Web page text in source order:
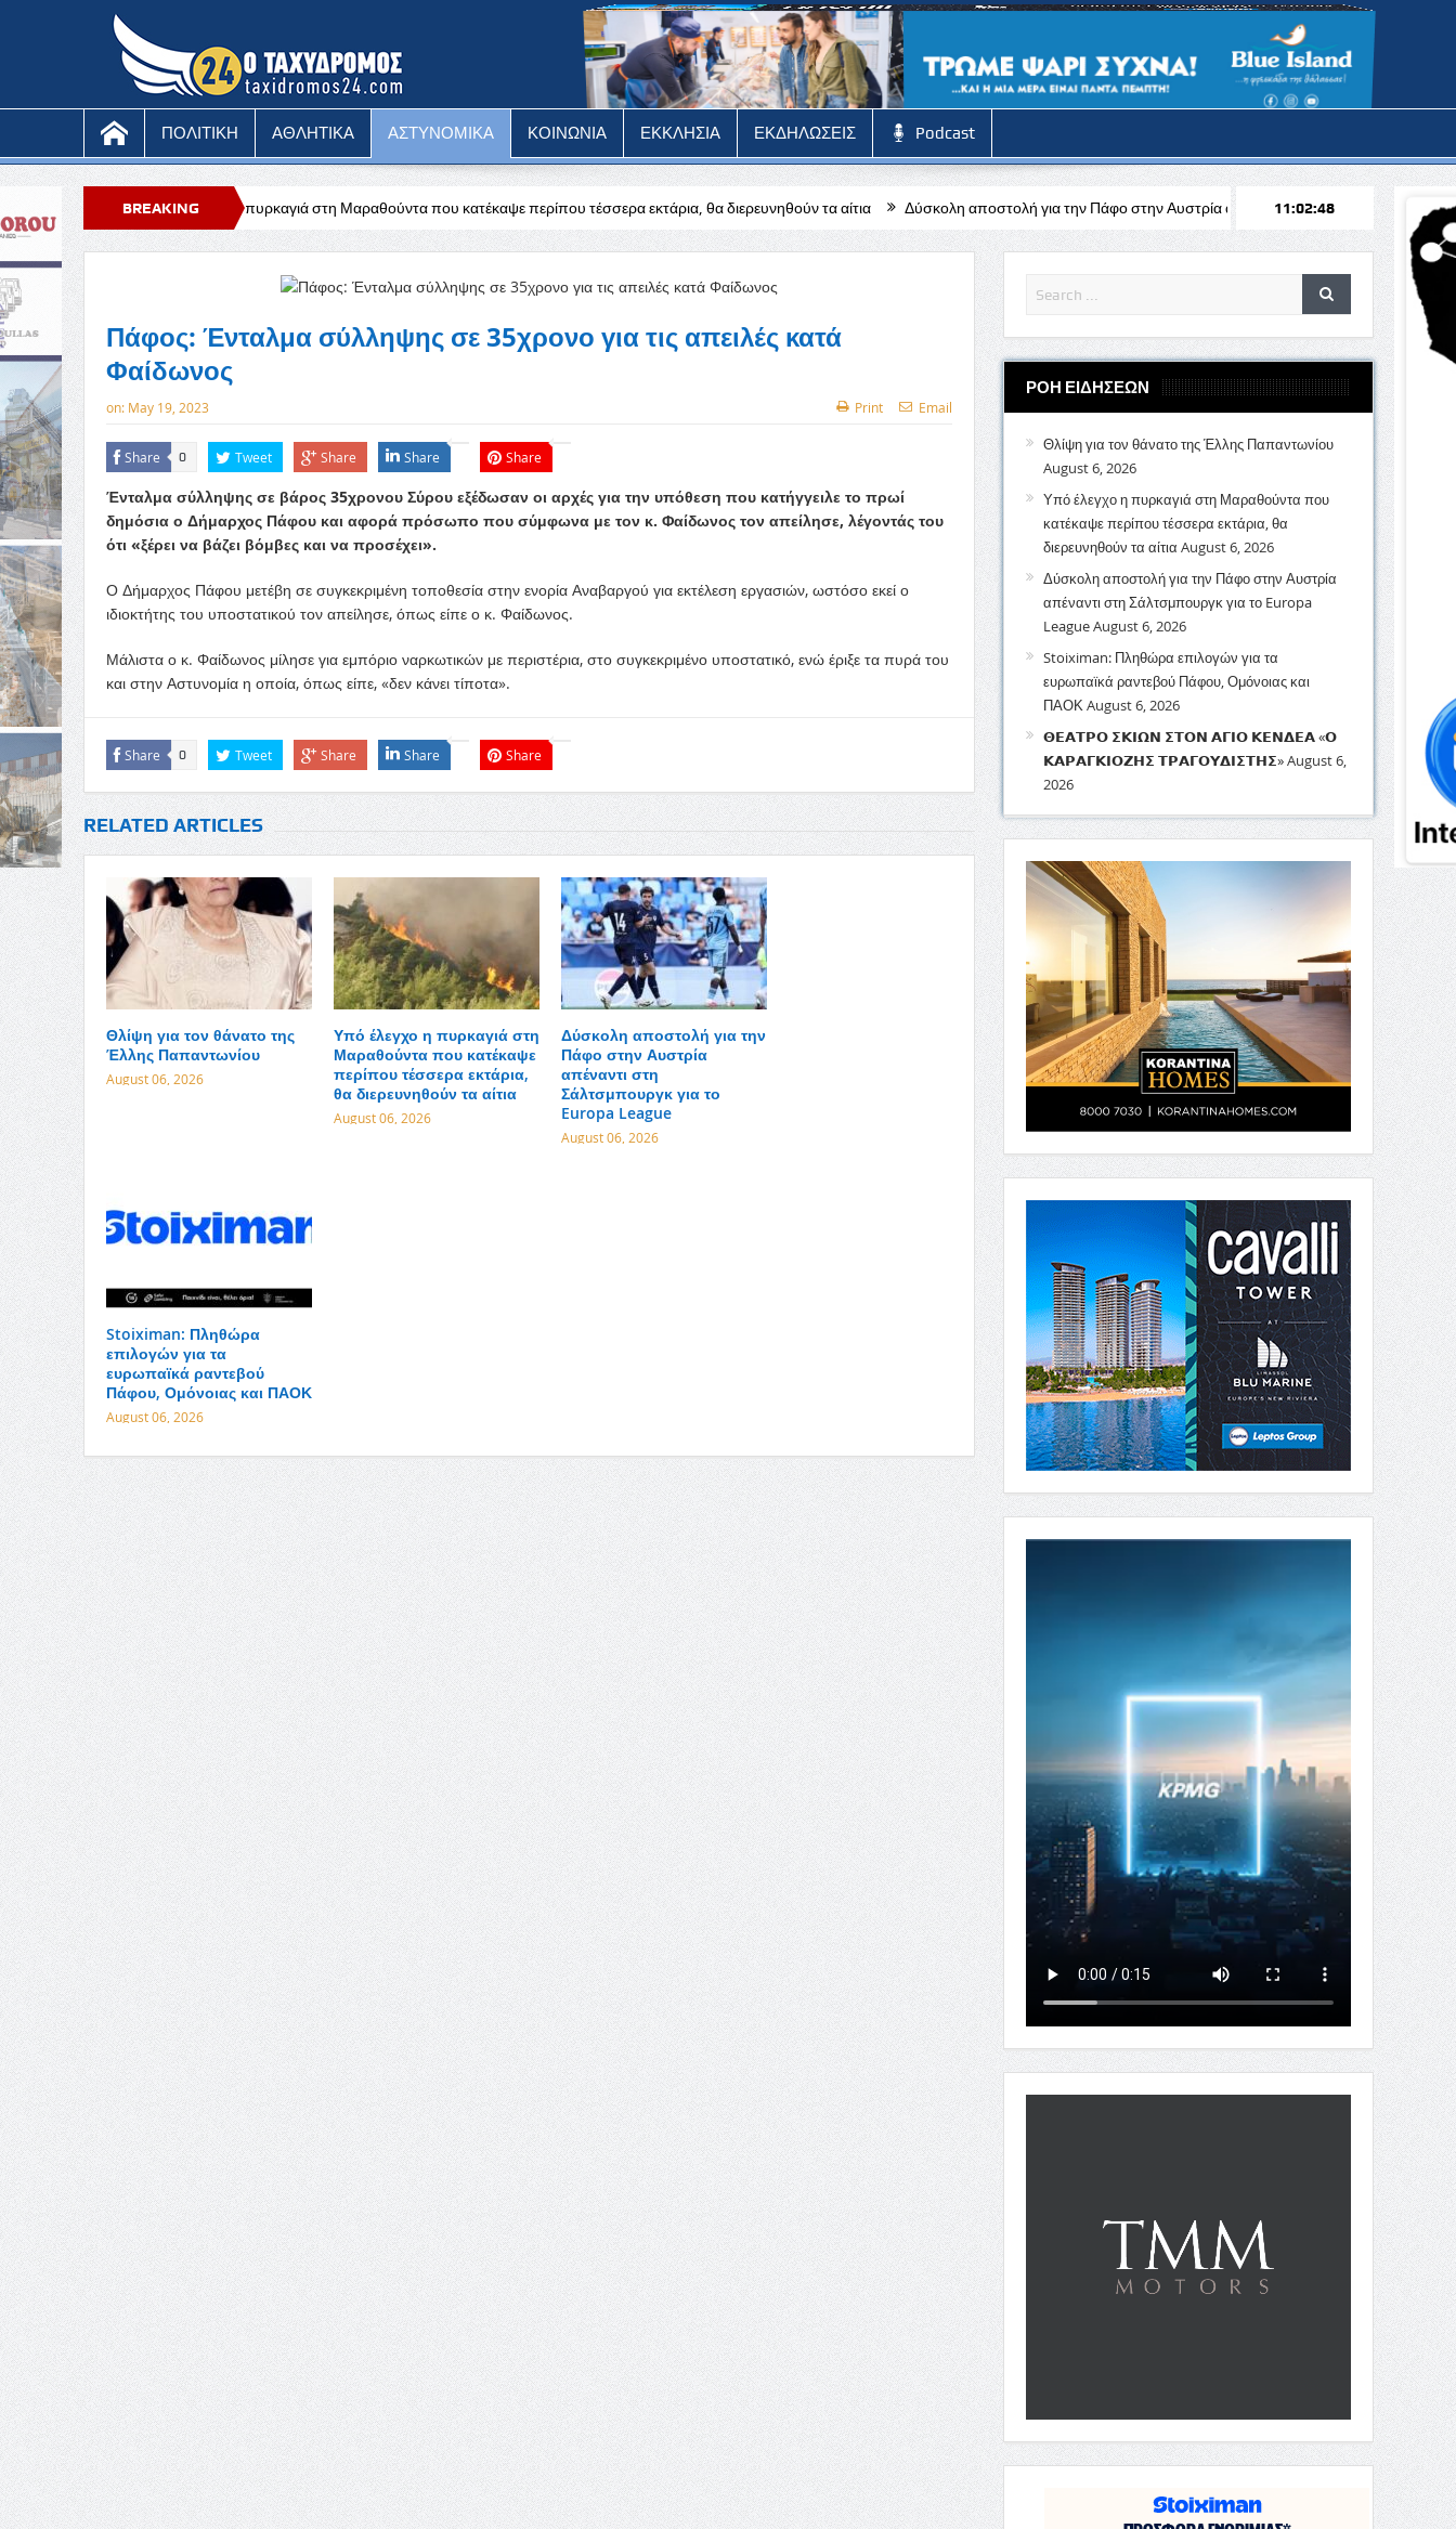
ΠΟΛΙΤΙΚΗ ΑΘΛΗΤΙΚΑ ΑΣΤΥΝΟΜΙΚΑ ΚΟΙΝΩΝΙΑ ΕΚΚΛΗΣΙΑ ΕΚΔΗΛΩΣΕΙΣ Podcast
BREAKING
NEWS
Υπό έλεγχο η πυρκαγιά στη Μαραθούντα που κατέκαψε περίπου τέσσερα εκτάρια, θα διερευνηθούν τα αίτια Δύσκολη αποστολή για την Πάφο στην Αυστρία απέναντι στη Σάλτσμπουργκ για το Europa League
11:02:50
Πάφος: Ένταλμα σύλληψης σε 35χρονο για τις απειλές κατά
Φαίδωνος
on: May 19, 2023 Print Email
Share 0 Tweet Share Share Share
Ένταλμα σύλληψης σε βάρος 35χρονου Σύρου εξέδωσαν οι αρχές για την υπόθεση που κατήγγειλε το πρωί
δημόσια ο Δήμαρχος Πάφου και αφορά πρόσωπο που σύμφωνα με τον κ. Φαίδωνος τον απείλησε, λέγοντάς του
ότι «ξέρει να βάζει βόμβες και να προσέχει».
Ο Δήμαρχος Πάφου μετέβη σε συγκεκριμένη τοποθεσία στην ενορία Αναβαργού για εκτέλεση εργασιών, ωστόσο εκεί ο
ιδιοκτήτης του υποστατικού τον απείλησε, όπως είπε ο κ. Φαίδωνος.
Μάλιστα ο κ. Φαίδωνος μίλησε για εμπόριο ναρκωτικών με περιστέρια, στο συγκεκριμένο υποστατικό, ενώ έριξε τα πυρά του
και στην Αστυνομία η οποία, όπως είπε, «δεν κάνει τίποτα».
Share 0 Tweet Share Share Share
RELATED ARTICLES
Θλίψη για τον θάνατο της
Έλλης Παπαντωνίου
August 06, 2026
Υπό έλεγχο η πυρκαγιά στη
Μαραθούντα που κατέκαψε
περίπου τέσσερα εκτάρια,
θα διερευνηθούν τα αίτια
August 06, 2026
Δύσκολη αποστολή για την
Πάφο στην Αυστρία
απέναντι στη
Σάλτσμπουργκ για το
Europa League
August 06, 2026
Stoiximan: Πληθώρα
επιλογών για τα
ευρωπαϊκά ραντεβού
Πάφου, Ομόνοιας και ΠΑΟΚ
August 06, 2026
ΡΟΗ ΕΙΔΗΣΕΩΝ
Θλίψη για τον θάνατο της Έλλης Παπαντωνίου
August 6, 2026
Υπό έλεγχο η πυρκαγιά στη Μαραθούντα που
κατέκαψε περίπου τέσσερα εκτάρια, θα
διερευνηθούν τα αίτια August 6, 2026
Δύσκολη αποστολή για την Πάφο στην Αυστρία
απέναντι στη Σάλτσμπουργκ για το Europa
LeagueAugust 6, 2026
Stoiximan: Πληθώρα επιλογών για τα
ευρωπαϊκά ραντεβού Πάφου, Ομόνοιας και
ΠΑΟΚAugust 6, 2026
𝝝𝝚𝝖𝝩𝝦𝝤 𝝨𝝟𝝞𝝮𝝢 𝝨𝝩𝝤𝝢 𝝖𝝘𝝞𝝤 𝝟𝝚𝝢𝝙𝝚𝝖 «𝝤
𝝟𝝖𝝦𝝖𝝘𝝟𝝞𝝤𝝛𝝜𝝨 𝝩𝝦𝝖𝝘𝝤𝝪𝝙𝝞𝝨𝝩𝝜𝝨»August 6,
2026